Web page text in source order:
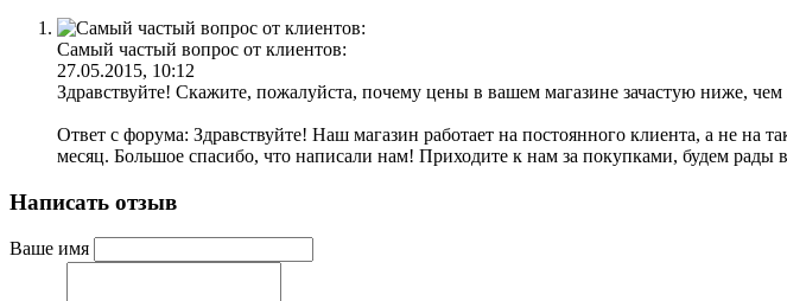
Самый частый вопрос от клиентов:
27.05.2015, 10:12
Здравствуйте! Скажите, пожалуйста, почему цены в вашем магазине зачастую ниже,
Ответ с форума: Здравствуйте! Наш магазин работает на постоянного клиента, а не на
месяц. Большое спасибо, что написали нам! Приходите к нам за покупками, будем рады
Написать отзыв
Ваше имя